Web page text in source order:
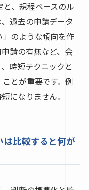
、規程ベースのル
過去の申請データ
のような傾向を作
請の有無など、会
時短テクニックと
とが重要です。例
になりません。
比較すると何が